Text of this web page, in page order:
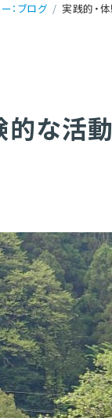
：ブログ 実践的・
的な活